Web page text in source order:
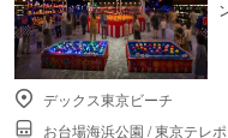
デックス東京ビーチ
お台場海浜公園 /東京テレポ